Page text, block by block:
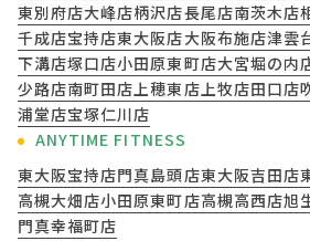
東別府店大峰店柄沢店長尾店南茨木店
千成店宝持店東大阪店大阪布施店津雲
下溝店塚口店小田原東町店大宮堀の内
少路店南町田店上穂東店上牧店田口店
浦堂店宝塚仁川店
ANYTIME FITNESS
東大阪宝持店門真島頭店東大阪吉田店
高槻大畑店小田原東町店高槻高西店旭
門真幸福町店